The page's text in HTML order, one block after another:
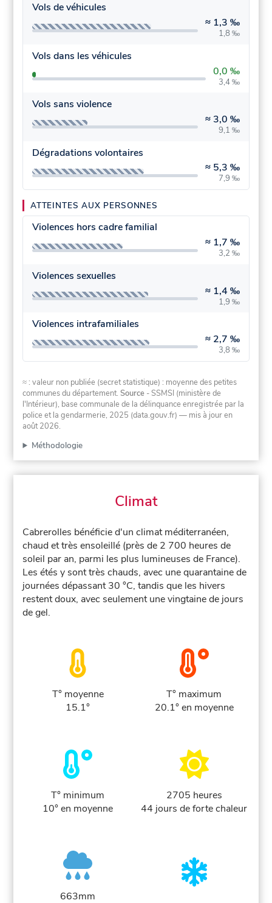
Vols de véhicules
≈ 1,3 ‰
1,8 ‰
Vols dans les véhicules
0,0 ‰
3,4 ‰
Vols sans violence
≈ 3,0 ‰
9,1 ‰
Dégradations volontaires
≈ 5,3 ‰
7,9 ‰
ATTEINTES AUX PERSONNES
Violences hors cadre familial
≈ 1,7 ‰
3,2 ‰
Violences sexuelles
≈ 1,4 ‰
1,9 ‰
Violences intrafamiliales
≈ 2,7 ‰
3,8 ‰
≈ : valeur non publiée (secret statistique) : moyenne des petites
communes du département.Source - SSMSI (ministère de
l'Intérieur), base communale de la délinquance enregistrée par la
police et la gendarmerie, 2025 (data.gouv.fr) — mis à jour en
août 2026.
Méthodologie
Climat
Cabrerolles bénéficie d'un climat méditerranéen,
chaud et très ensoleillé (près de 2 700 heures de
soleil par an, parmi les plus lumineuses de France).
Les étés y sont très chauds, avec une quarantaine de
journées dépassant 30 °C, tandis que les hivers
restent doux, avec seulement une vingtaine de jours
de gel.
T° moyenne
15.1°
T° maximum
20.1° en moyenne
T° minimum
10° en moyenne
2705 heures
44 jours de forte chaleur
663mm